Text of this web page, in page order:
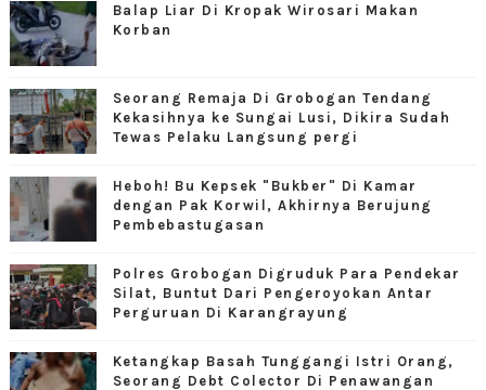
Balap Liar Di Kropak Wirosari Makan
Korban
Seorang Remaja Di Grobogan Tendang
Kekasihnya ke Sungai Lusi, Dikira Sudah
Tewas Pelaku Langsung pergi
Heboh! Bu Kepsek "Bukber" Di Kamar
dengan Pak Korwil, Akhirnya Berujung
Pembebastugasan
Polres Grobogan Digruduk Para Pendekar
Silat, Buntut Dari Pengeroyokan Antar
Perguruan Di Karangrayung
Ketangkap Basah Tunggangi Istri Orang,
Seorang Debt Colector Di Penawangan